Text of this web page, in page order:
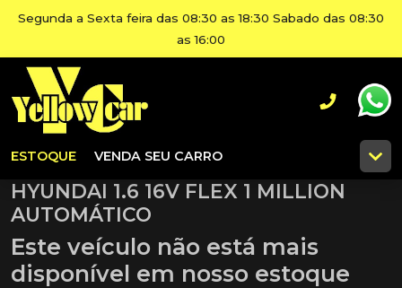
Segunda a Sexta feira das 08:30 as 18:30 Sabado das 08:30
as 16:00
ESTOQUE VENDA SEU CARRO
HYUNDAI 1.6 16V FLEX 1 MILLION
AUTOMÁTICO
Este veículo não está mais
disponível em nosso estoque